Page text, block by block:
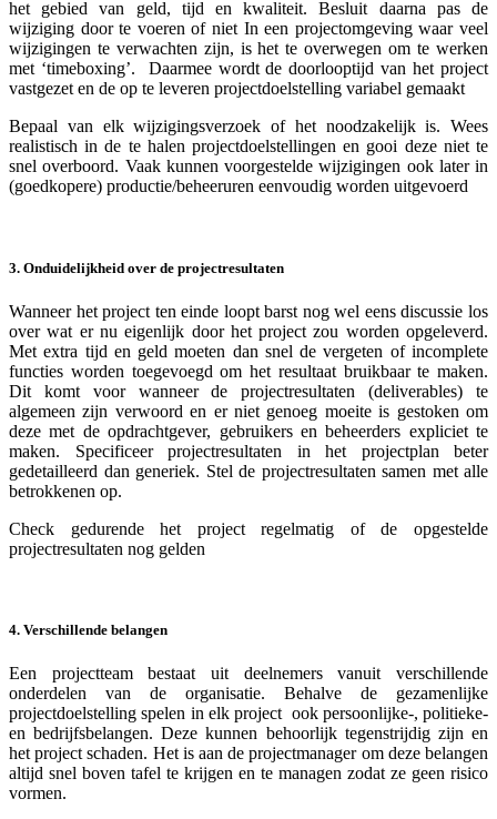
het gebied van geld, tijd en kwaliteit. Besluit daarna pas de
wijziging door te voeren of niet In een projectomgeving waar veel
wijzigingen te verwachten zijn, is het te overwegen om te werken
met ‘timeboxing’. Daarmee wordt de doorlooptijd van het project
vastgezet en de op te leveren projectdoelstelling variabel gemaakt
Bepaal van elk wijzigingsverzoek of het noodzakelijk is. Wees
realistisch in de te halen projectdoelstellingen en gooi deze niet te
snel overboord. Vaak kunnen voorgestelde wijzigingen ook later in
(goedkopere) productie/beheeruren eenvoudig worden uitgevoerd
3. Onduidelijkheid over de projectresultaten
Wanneer het project ten einde loopt barst nog wel eens discussie los
over wat er nu eigenlijk door het project zou worden opgeleverd.
Met extra tijd en geld moeten dan snel de vergeten of incomplete
functies worden toegevoegd om het resultaat bruikbaar te maken.
Dit komt voor wanneer de projectresultaten (deliverables) te
algemeen zijn verwoord en er niet genoeg moeite is gestoken om
deze met de opdrachtgever, gebruikers en beheerders expliciet te
maken. Specificeer projectresultaten in het projectplan beter
gedetailleerd dan generiek. Stel de projectresultaten samen met alle
betrokkenen op.
Check gedurende het project regelmatig of de opgestelde
projectresultaten nog gelden
4. Verschillende belangen
Een projectteam bestaat uit deelnemers vanuit verschillende
onderdelen van de organisatie. Behalve de gezamenlijke
projectdoelstelling spelen in elk project ook persoonlijke-, politieke-
en bedrijfsbelangen. Deze kunnen behoorlijk tegenstrijdig zijn en
het project schaden. Het is aan de projectmanager om deze belangen
altijd snel boven tafel te krijgen en te managen zodat ze geen risico
vormen.